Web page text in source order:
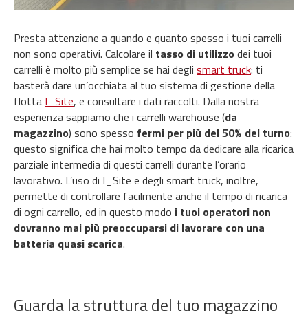
Presta attenzione a quando e quanto spesso i tuoi carrelli
non sono operativi. Calcolare il tasso di utilizzo dei tuoi
carrelli è molto più semplice se hai degli smart truck: ti
basterà dare un’occhiata al tuo sistema di gestione della
flotta I_Site, e consultare i dati raccolti. Dalla nostra
esperienza sappiamo che i carrelli warehouse (da
magazzino) sono spesso fermi per più del 50% del turno:
questo significa che hai molto tempo da dedicare alla ricarica
parziale intermedia di questi carrelli durante l’orario
lavorativo. L’uso di I_Site e degli smart truck, inoltre,
permette di controllare facilmente anche il tempo di ricarica
di ogni carrello, ed in questo modo i tuoi operatori non
dovranno mai più preoccuparsi di lavorare con una
batteria quasi scarica.
Guarda la struttura del tuo magazzino